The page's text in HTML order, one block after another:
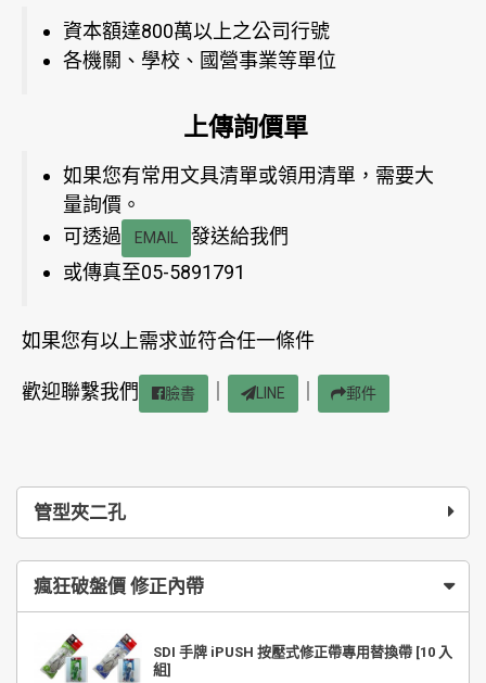
管型夾二孔
瘋狂破盤價 修正內帶
SDI 手牌 iPUSH 按壓式修正帶專用替換帶 [10 入
組]
資本額達800萬以上之公司行號
各機關、學校、國營事業等單位
上傳詢價單
如果您有常用文具清單或領用清單，需要大
量詢價。
可透過
EMAIL
發送給我們
或傳真至05-5891791
如果您有以上需求並符合任一條件
歡迎聯繫我們 臉書 LINE 郵件